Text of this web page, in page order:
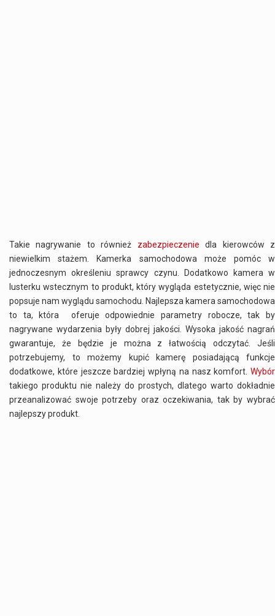
Takie nagrywanie to również zabezpieczenie dla kierowców z
niewielkim stażem. Kamerka samochodowa może pomóc w
jednoczesnym określeniu sprawcy czynu. Dodatkowo kamera w
lusterku wstecznym to produkt, który wygląda estetycznie, więc nie
popsuje nam wyglądu samochodu. Najlepsza kamera samochodowa
to ta, która oferuje odpowiednie parametry robocze, tak by
nagrywane wydarzenia były dobrej jakości. Wysoka jakość nagrań
gwarantuje, że będzie je można z łatwością odczytać. Jeśli
potrzebujemy, to możemy kupić kamerę posiadającą funkcje
dodatkowe, które jeszcze bardziej wpłyną na nasz komfort. Wybór
takiego produktu nie należy do prostych, dlatego warto dokładnie
przeanalizować swoje potrzeby oraz oczekiwania, tak by wybrać
najlepszy produkt.